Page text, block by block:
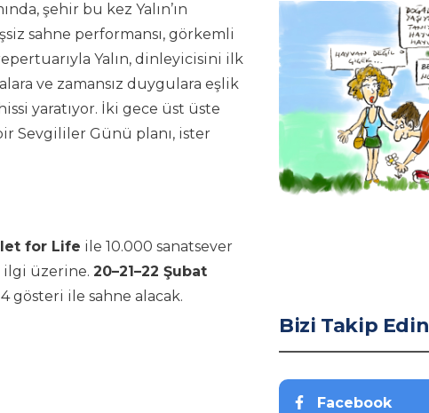
şehir bu kez Yalın’ın
sahne performansı, görkemli
Yalın, dinleyicisini ilk
ve zamansız duygulara eşlik
yaratıyor. İki gece üst üste
Sevgililer Günü planı, ister
for Life ile 10.000 sanatsever
ilgi üzerine. 20–21–22 Şubat
gösteri ile sahne alacak.
Bizi Takip Edin
Facebook